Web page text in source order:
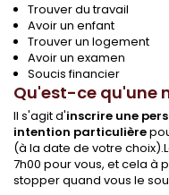
Trouver du travail
Avoir un enfant
Trouver un logement
Avoir un examen
Soucis financier
Qu'est-ce qu'une
Il s'agit d'inscrire une
intention particulière
(à la date de votre
7h00 pour vous, et cela à
stopper quand vous le